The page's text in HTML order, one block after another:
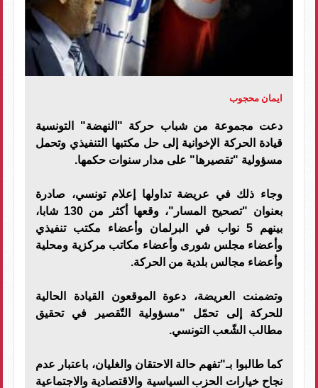
ايمان محجوب
دعت مجموعة من شباب حركة "النهضة" التونسية
قيادة الحركة الإخوانية إلى حل مكتبها التنفيذي وتحمل
مسؤولية "تقصيرها" على مدار سنوات حكمها.
وجاء ذلك في عريضة تداولها إعلام تونسي، صادرة
بعنوان "تصحيح المسار"، وقعها أكثر من 130 شابا،
بينهم 5 نواب في البرلمان وأعضاء مكتب تنفيذي
وأعضاء مجلس شورى وأعضاء مكاتب مركزية ومحلية
وأعضاء مجالس بلدية من الحركة.
وتضمنت العريضة، دعوة الموقعون القيادة الحالية
للحركة إلى تحمّل "مسؤولية التّقصير في تحقيق
مطالب الشّعب التونسي.
كما طالبوا بـ"تفهم حالة الاحتقان والغليان، باعتبار عدم
نجاح خيارات الحزب السياسية والاقتصادية والاجتماعية